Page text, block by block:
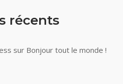
récents
sur Bonjour tout le monde !